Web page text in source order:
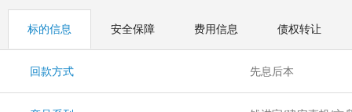
标的信息 安全保障 费用信息 债权转让
回款方式 先息后本